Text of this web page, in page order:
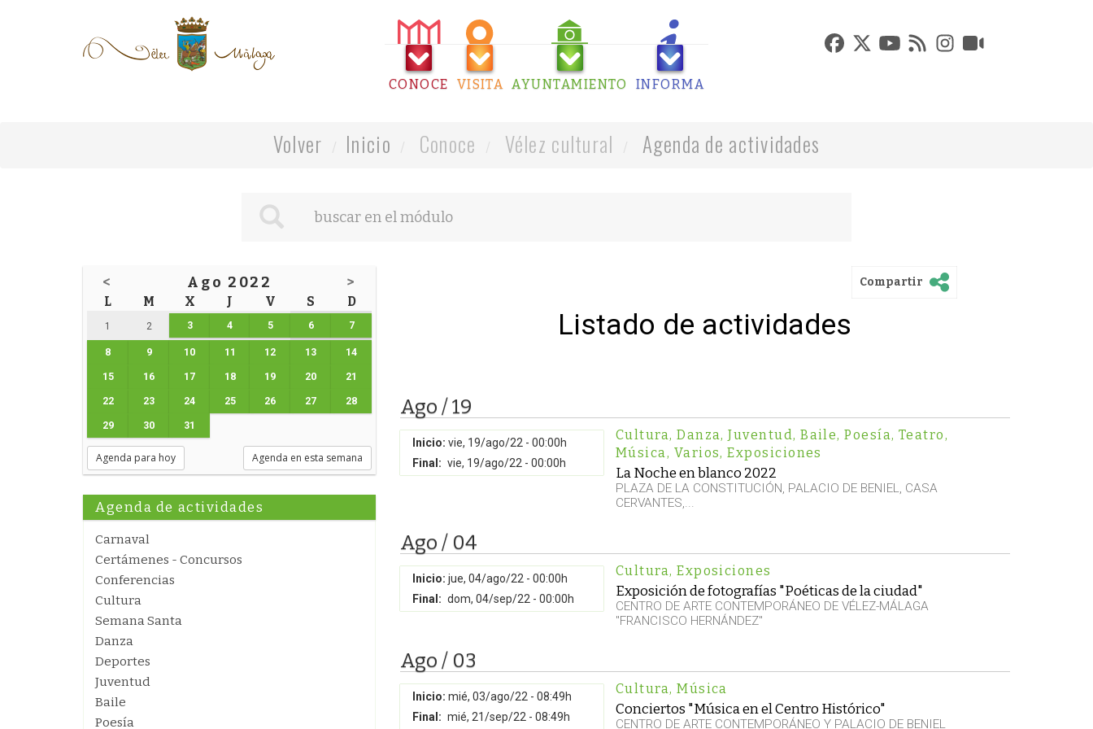
CONOCE VISITA AYUNTAMIENTO INFORMA
Volver Inicio Conoce Vélez cultural Agenda de actividades
< Ago 2022 >
L M X J V S D
1 2 3 4 5 6 7
8 9 10 11 12 13 14
15 16 17 18 19 20 21
22 23 24 25 26 27 28
29 30 31
Agenda para hoy Agenda en esta semana
Agenda de actividades
Carnaval
Certámenes - Concursos
Conferencias
Cultura
Semana Santa
Danza
Deportes
Juventud
Baile
Poesía
Compartir
Listado de actividades
Ago / 19
Inicio: vie, 19/ago/22 - 00:00h
Final: vie, 19/ago/22 - 00:00h
Cultura, Danza, Juventud, Baile, Poesía, Teatro,
Música, Varios, Exposiciones
La Noche en blanco 2022
PLAZA DE LA CONSTITUCIÓN, PALACIO DE BENIEL, CASA
CERVANTES,...
Ago / 04
Inicio: jue, 04/ago/22 - 00:00h
Final: dom, 04/sep/22 - 00:00h
Cultura, Exposiciones
Exposición de fotografías "Poéticas de la ciudad"
CENTRO DE ARTE CONTEMPORÁNEO DE VÉLEZ-MÁLAGA
"FRANCISCO HERNÁNDEZ"
Ago / 03
Inicio: mié, 03/ago/22 - 08:49h
Final: mié, 21/sep/22 - 08:49h
Cultura, Música
Conciertos "Música en el Centro Histórico"
CENTRO DE ARTE CONTEMPORÁNEO Y PALACIO DE BENIEL